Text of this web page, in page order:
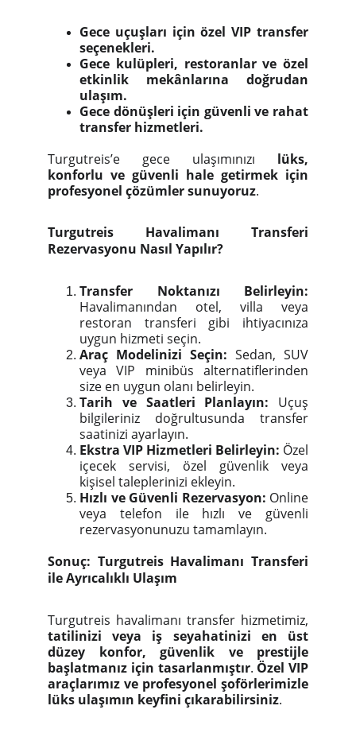
Gece uçuşları için özel VIP transfer
seçenekleri.
Gece kulüpleri, restoranlar ve özel
etkinlik mekânlarına doğrudan
ulaşım.
Gece dönüşleri için güvenli ve rahat
transfer hizmetleri.
Turgutreis’e gece ulaşımınızı lüks,
konforlu ve güvenli hale getirmek için
profesyonel çözümler sunuyoruz.
Turgutreis Havalimanı Transferi
Rezervasyonu Nasıl Yapılır?
Transfer Noktanızı Belirleyin:
Havalimanından otel, villa veya
restoran transferi gibi ihtiyacınıza
uygun hizmeti seçin.
Araç Modelinizi Seçin: Sedan, SUV
veya VIP minibüs alternatiflerinden
size en uygun olanı belirleyin.
Tarih ve Saatleri Planlayın: Uçuş
bilgileriniz doğrultusunda transfer
saatinizi ayarlayın.
Ekstra VIP Hizmetleri Belirleyin: Özel
içecek servisi, özel güvenlik veya
kişisel taleplerinizi ekleyin.
Hızlı ve Güvenli Rezervasyon: Online
veya telefon ile hızlı ve güvenli
rezervasyonunuzu tamamlayın.
Sonuç: Turgutreis Havalimanı Transferi
ile Ayrıcalıklı Ulaşım
Turgutreis havalimanı transfer hizmetimiz,
tatilinizi veya iş seyahatinizi en üst
düzey konfor, güvenlik ve prestijle
başlatmanız için tasarlanmıştır. Özel VIP
araçlarımız ve profesyonel şoförlerimizle
lüks ulaşımın keyfini çıkarabilirsiniz.